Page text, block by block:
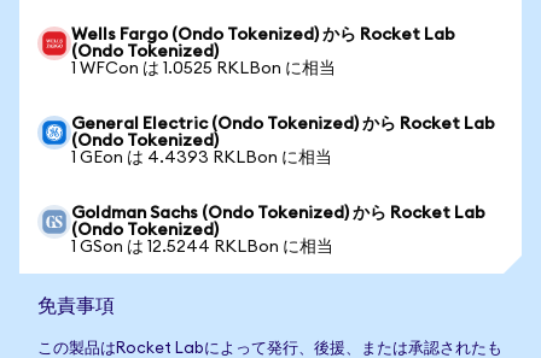
Wells Fargo (Ondo Tokenized) から Rocket Lab
(Ondo Tokenized)
1 WFCon は 1.0525 RKLBon に相当
General Electric (Ondo Tokenized) から Rocket Lab
(Ondo Tokenized)
1 GEon は 4.4393 RKLBon に相当
Goldman Sachs (Ondo Tokenized) から Rocket Lab
(Ondo Tokenized)
1 GSon は 12.5244 RKLBon に相当
免責事項
この製品はRocket Labによって発行、後援、または承認されたも